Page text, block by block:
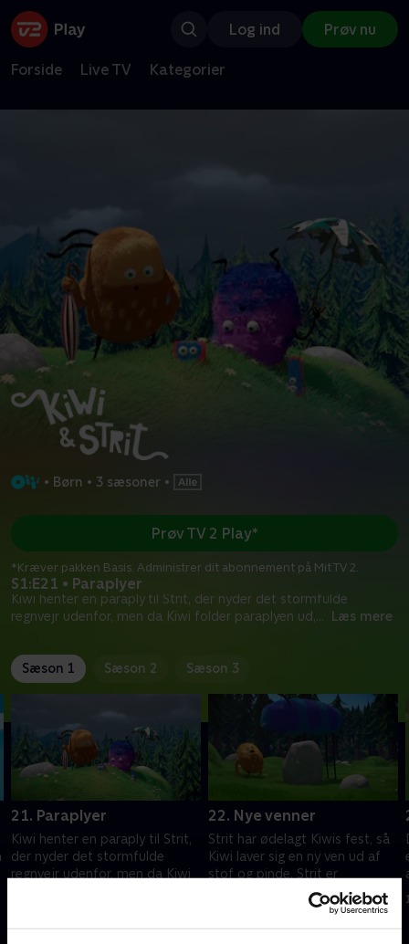
Log ind Prøv nu
Forside Live TV Kategorier
• Børn • 3 sæsoner •
S1:E21 • Paraplyer
Kiwi henter en paraply til Strit, der nyder det stormfulde
regnvejr udenfor, men da Kiwi folder paraplyen ud,... Læs mere
Prøv TV 2 Play*
*Kræver pakken Basis. Administrer dit abonnement på Mit TV 2.
Sæson 1 Sæson 2 Sæson 3
21. Paraplyer
Kiwi henter en paraply til Strit,
der nyder det stormfulde
regnvejr udenfor, men da Kiwi
22. Nye venner
Strit har ødelagt Kiwis fest, så
Kiwi laver sig en ny ven ud af
stof og pinde. Strit er
misundelig, så han beslutter sig
for også at lave sin egen nye
ven.
1. december 2020 • 5 min